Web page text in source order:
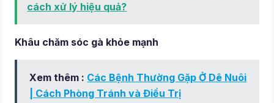
cách xử lý hiệu quả?
Khâu chăm sóc gà khỏe mạnh
Xem thêm : Các Bệnh Thường Gặp Ở Dê Nuôi
| Cách Phòng Tránh và Điều Trị